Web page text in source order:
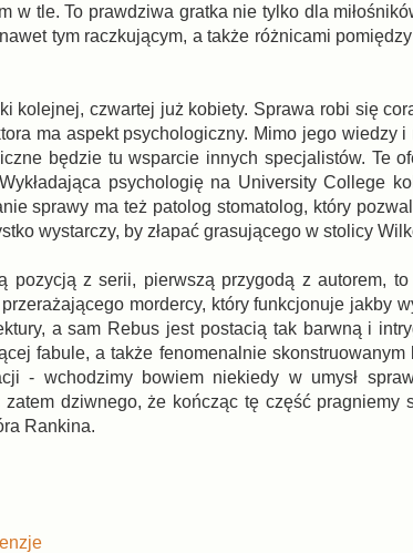
w tle. To prawdziwa gratka nie tylko dla
tym raczkującym, a także różnicami
kolejnej, czwartej już kobiety. Sprawa robi się
ma aspekt psychologiczny. Mimo jego wiedzy i
będzie tu wsparcie innych specjalistów. Te
psychologię na University College
sprawy ma też patolog stomatolog, który
wystarczy, by złapać grasującego w stolicy
z serii, pierwszą przygodą z autorem, to
mordercy, który funkcjonuje jakby
a sam Rebus jest postacią tak barwną i
fabule, a także fenomenalnie skonstruowanym
- wchodzimy bowiem niekiedy w umysł
dziwnego, że kończąc tę część pragniemy
Rankina.